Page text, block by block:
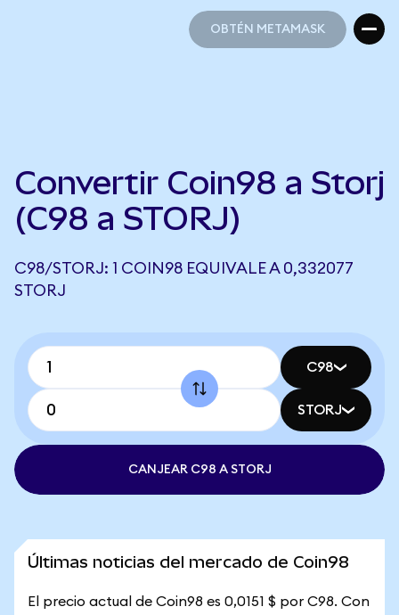
OBTÉN METAMASK
Convertir Coin98 a Storj
(C98 a STORJ)
C98/STORJ: 1 COIN98 EQUIVALE A 0,332077
STORJ
C98
STORJ
CANJEAR C98 A STORJ
Últimas noticias del mercado de Coin98
El precio actual de Coin98 es 0,0151 $ por C98. Con